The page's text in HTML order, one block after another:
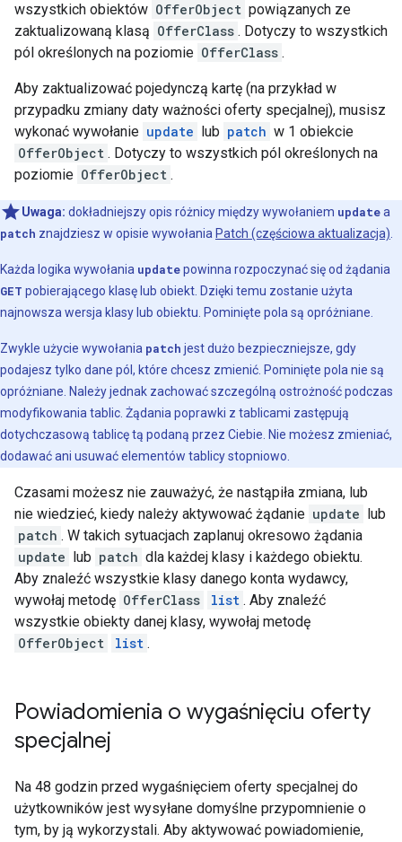
wszystkich obiektów OfferObject powiązanych ze
zaktualizowaną klasą OfferClass . Dotyczy to wszystkich
pól określonych na poziomie OfferClass .
Aby zaktualizować pojedynczą kartę (na przykład w
przypadku zmiany daty ważności oferty specjalnej), musisz
wykonać wywołanie update lub patch w 1 obiekcie
OfferObject . Dotyczy to wszystkich pól określonych na
poziomie OfferObject .
Uwaga: dokładniejszy opis różnicy między wywołaniem updatea
patch znajdziesz w opisie wywołania Patch (częściowa aktualizacja)
Każda logika wywołania updatepowinna rozpoczynać się od żądania
GET pobierającego klasę lub obiekt. Dzięki temu zostanie użyta
najnowsza wersja klasy lub obiektu. Pominięte pola są opróżniane.
Zwykle użycie wywołania patch jest dużo bezpieczniejsze, gdy
podajesz tylko dane pól, które chcesz zmienić. Pominięte pola nie są
opróżniane. Należy jednak zachować szczególną ostrożność podczas
modyfikowania tablic. Żądania poprawki z tablicami zastępują
dotychczasową tablicę tą podaną przez Ciebie. Nie możesz zmieniać,
dodawać ani usuwać elementów tablicy stopniowo.
Czasami możesz nie zauważyć, że nastąpiła zmiana, lub
nie wiedzieć, kiedy należy aktywować żądanie update lub
patch . W takich sytuacjach zaplanuj okresowo żądania
update lub patch dla każdej klasy i każdego obiektu.
Aby znaleźć wszystkie klasy danego konta wydawcy,
wywołaj metodę OfferClass list . Aby znaleźć
wszystkie obiekty danej klasy, wywołaj metodę
OfferObject
list .
Powiadomienia o wygaśnięciu oferty
specjalnej
Na 48 godzin przed wygaśnięciem oferty specjalnej do
użytkowników jest wysyłane domyślne przypomnienie o
tym, by ją wykorzystali. Aby aktywować powiadomienie,